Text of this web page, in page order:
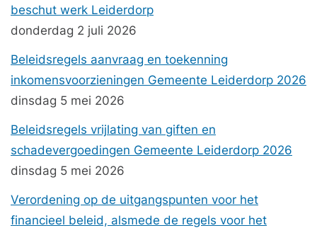
beschut werk Leiderdorp
donderdag 2 juli 2026
Beleidsregels aanvraag en toekenning
inkomensvoorzieningen Gemeente Leiderdorp 2026
dinsdag 5 mei 2026
Beleidsregels vrijlating van giften en
schadevergoedingen Gemeente Leiderdorp 2026
dinsdag 5 mei 2026
Verordening op de uitgangspunten voor het
financieel beleid, alsmede de regels voor het